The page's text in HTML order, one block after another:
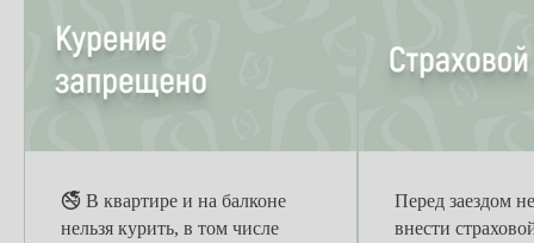
🚭 В квартире и на балконе
нельзя курить, в том числе
Перед заездом
внести